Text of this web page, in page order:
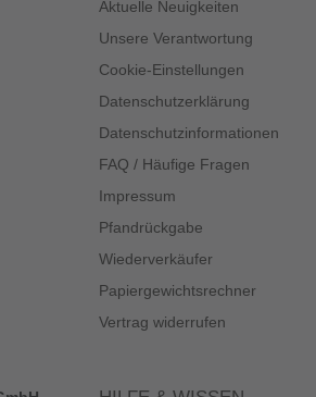
Aktuelle Neuigkeiten
Unsere Verantwortung
Cookie-Einstellungen
Datenschutzerklärung
Datenschutzinformationen
FAQ / Häufige Fragen
Impressum
Pfandrückgabe
Wiederverkäufer
Papiergewichtsrechner
Vertrag widerrufen